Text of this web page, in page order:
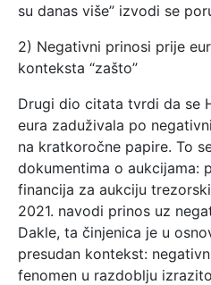
su danas više” izvodi se
2) Negativni prinosi prije
konteksta “zašto”
Drugi dio citata tvrdi da se
eura zaduživala po
na kratkoročne papire. To
dokumentima o aukcijama:
financija za aukciju
2021. navodi prinos uz
Dakle, ta činjenica je u
presudan kontekst:
fenomen u razdoblju